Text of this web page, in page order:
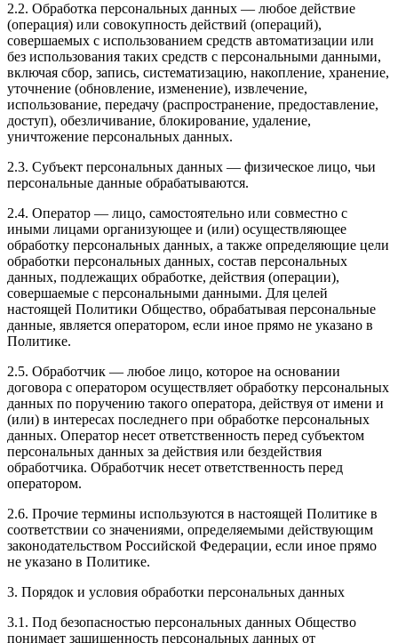
2.2. Обработка персональных данных — любое действие
(операция) или совокупность действий (операций),
совершаемых с использованием средств автоматизации или
без использования таких средств с персональными данными,
включая сбор, запись, систематизацию, накопление, хранение,
уточнение (обновление, изменение), извлечение,
использование, передачу (распространение, предоставление,
доступ), обезличивание, блокирование, удаление,
уничтожение персональных данных.
2.3. Субъект персональных данных — физическое лицо, чьи
персональные данные обрабатываются.
2.4. Оператор — лицо, самостоятельно или совместно с
иными лицами организующее и (или) осуществляющее
обработку персональных данных, а также определяющие цели
обработки персональных данных, состав персональных
данных, подлежащих обработке, действия (операции),
совершаемые с персональными данными. Для целей
настоящей Политики Общество, обрабатывая персональные
данные, является оператором, если иное прямо не указано в
Политике.
2.5. Обработчик — любое лицо, которое на основании
договора с оператором осуществляет обработку персональных
данных по поручению такого оператора, действуя от имени и
(или) в интересах последнего при обработке персональных
данных. Оператор несет ответственность перед субъектом
персональных данных за действия или бездействия
обработчика. Обработчик несет ответственность перед
оператором.
2.6. Прочие термины используются в настоящей Политике в
соответствии со значениями, определяемыми действующим
законодательством Российской Федерации, если иное прямо
не указано в Политике.
3. Порядок и условия обработки персональных данных
3.1. Под безопасностью персональных данных Общество
понимает защищенность персональных данных от